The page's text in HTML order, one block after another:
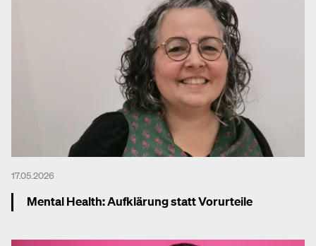
17.05.2026
Mental Health: Aufklärung statt Vorurteile